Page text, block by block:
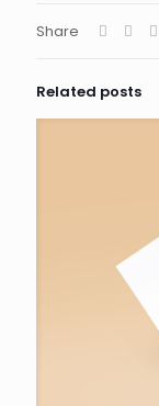
Share
Related posts